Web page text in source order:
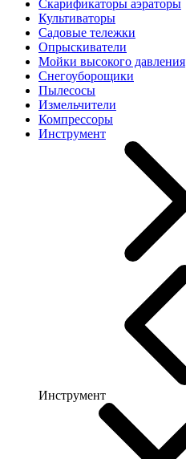
Скарификаторы аэраторы
Культиваторы
Садовые тележки
Опрыскиватели
Мойки высокого давления
Снегоуборощики
Пылесосы
Измельчители
Компрессоры
Инструмент
Инструмент